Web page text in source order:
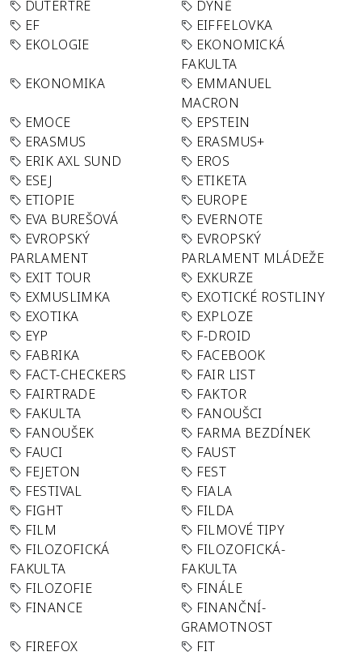
DUTERTRE
DÝNĚ
EF
EIFFELOVKA
EKOLOGIE
EKONOMICKÁ
FAKULTA
EKONOMIKA
EMMANUEL
MACRON
EMOCE
EPSTEIN
ERASMUS
ERASMUS+
ERIK AXL SUND
EROS
ESEJ
ETIKETA
ETIOPIE
EUROPE
EVA BUREŠOVÁ
EVERNOTE
EVROPSKÝ
PARLAMENT
EVROPSKÝ
PARLAMENT MLÁDEŽE
EXIT TOUR
EXKURZE
EXMUSLIMKA
EXOTICKÉ ROSTLINY
EXOTIKA
EXPLOZE
EYP
F-DROID
FABRIKA
FACEBOOK
FACT-CHECKERS
FAIR LIST
FAIRTRADE
FAKTOR
FAKULTA
FANOUŠCI
FANOUŠEK
FARMA BEZDÍNEK
FAUCI
FAUST
FEJETON
FEST
FESTIVAL
FIALA
FIGHT
FILDA
FILM
FILMOVÉ TIPY
FILOZOFICKÁ
FAKULTA
FILOZOFICKÁ-
FAKULTA
FILOZOFIE
FINÁLE
FINANCE
FINANČNÍ-
GRAMOTNOST
FIREFOX
FIT